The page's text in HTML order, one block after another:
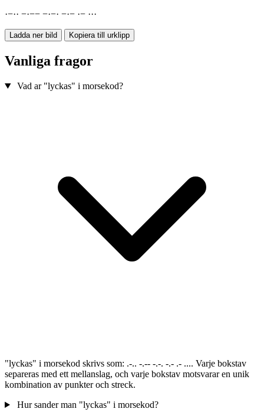
·−·· −·−− −·−· −·− ·− ···
Ladda ner bild Kopiera till urklipp
Vanliga fragor
Vad ar "lyckas" i morsekod?
"lyckas" i morsekod skrivs som: .-.. -.-- -.-. -.- .- .... Varje bokstav
separeras med ett mellanslag, och varje bokstav motsvarar en unik
kombination av punkter och streck.
Hur sander man "lyckas" i morsekod?